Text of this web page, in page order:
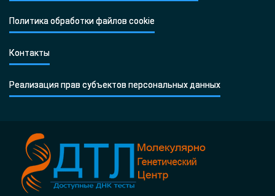
Политика обработки файлов cookie
Контакты
Реализация прав субъектов персональных данных